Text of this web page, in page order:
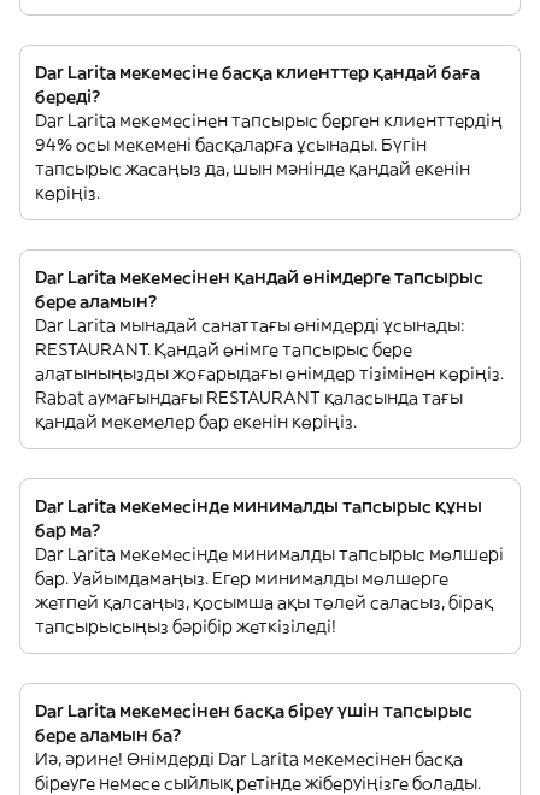
Dar Larita мекемесіне басқа клиенттер қандай баға
береді?
Dar Larita мекемесінен тапсырыс берген клиенттердің
94% осы мекемені басқаларға ұсынады. Бүгін
тапсырыс жасаңыз да, шын мәнінде қандай екенін
көріңіз.
Dar Larita мекемесінен қандай өнімдерге тапсырыс
бере аламын?
Dar Larita мынадай санаттағы өнімдерді ұсынады:
RESTAURANT. Қандай өнімге тапсырыс бере
алатыныңызды жоғарыдағы өнімдер тізімінен көріңіз.
Rabat аумағындағы RESTAURANT қаласында тағы
қандай мекемелер бар екенін көріңіз.
Dar Larita мекемесінде минималды тапсырыс құны
бар ма?
Dar Larita мекемесінде минималды тапсырыс мөлшері
бар. Уайымдамаңыз. Егер минималды мөлшерге
жетпей қалсаңыз, қосымша ақы төлей саласыз, бірақ
тапсырысыңыз бәрібір жеткізіледі!
Dar Larita мекемесінен басқа біреу үшін тапсырыс
бере аламын ба?
Иә, әрине! Өнімдерді Dar Larita мекемесінен басқа
біреуге немесе сыйлық ретінде жіберуіңізге болады.